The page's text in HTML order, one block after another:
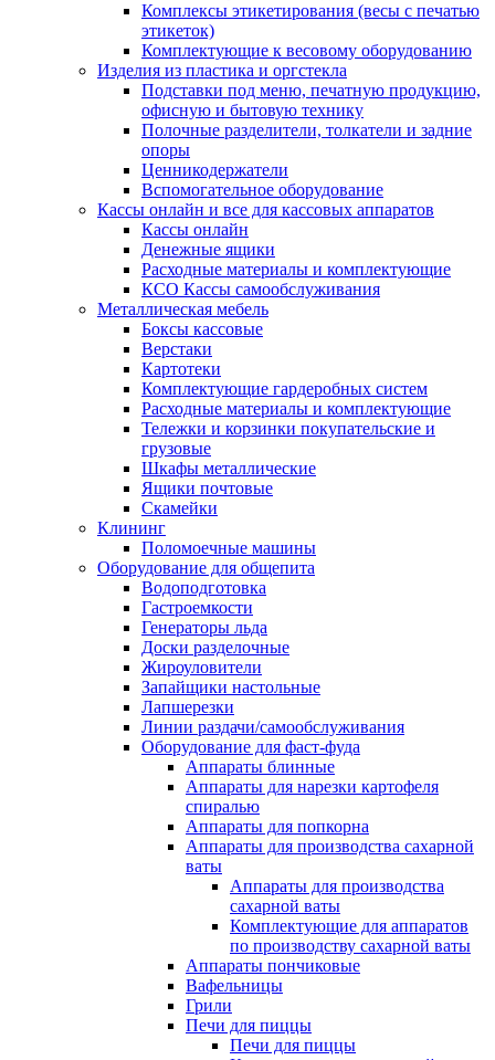
Комплексы этикетирования (весы с печатью
этикеток)
Комплектующие к весовому оборудованию
Изделия из пластика и оргстекла
Подставки под меню, печатную продукцию,
офисную и бытовую технику
Полочные разделители, толкатели и задние
опоры
Ценникодержатели
Вспомогательное оборудование
Кассы онлайн и все для кассовых аппаратов
Кассы онлайн
Денежные ящики
Расходные материалы и комплектующие
КСО Кассы самообслуживания
Металлическая мебель
Боксы кассовые
Верстаки
Картотеки
Комплектующие гардеробных систем
Расходные материалы и комплектующие
Тележки и корзинки покупательские и
грузовые
Шкафы металлические
Ящики почтовые
Скамейки
Клининг
Поломоечные машины
Оборудование для общепита
Водоподготовка
Гастроемкости
Генераторы льда
Доски разделочные
Жироуловители
Запайщики настольные
Лапшерезки
Линии раздачи/самообслуживания
Оборудование для фаст-фуда
Аппараты блинные
Аппараты для нарезки картофеля
спиралью
Аппараты для попкорна
Аппараты для производства сахарной
ваты
Аппараты для производства
сахарной ваты
Комплектующие для аппаратов
по производству сахарной ваты
Аппараты пончиковые
Вафельницы
Грили
Печи для пиццы
Печи для пиццы